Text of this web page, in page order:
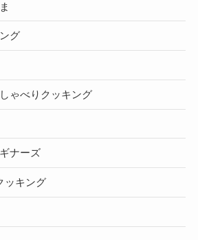
グ
ゃべりクッキング
ナーズ
ッキング